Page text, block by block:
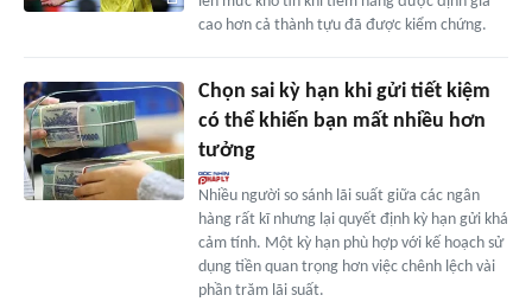
cao hơn cả thành tựu đã được kiểm chứng.
Chọn sai kỳ hạn khi gửi tiết kiệm
có thể khiến bạn mất nhiều hơn
tưởng
Nhiều người so sánh lãi suất giữa các ngân
hàng rất kĩ nhưng lại quyết định kỳ hạn gửi khá
cảm tính. Một kỳ hạn phù hợp với kế hoạch sử
dụng tiền quan trọng hơn việc chênh lệch vài
phần trăm lãi suất.